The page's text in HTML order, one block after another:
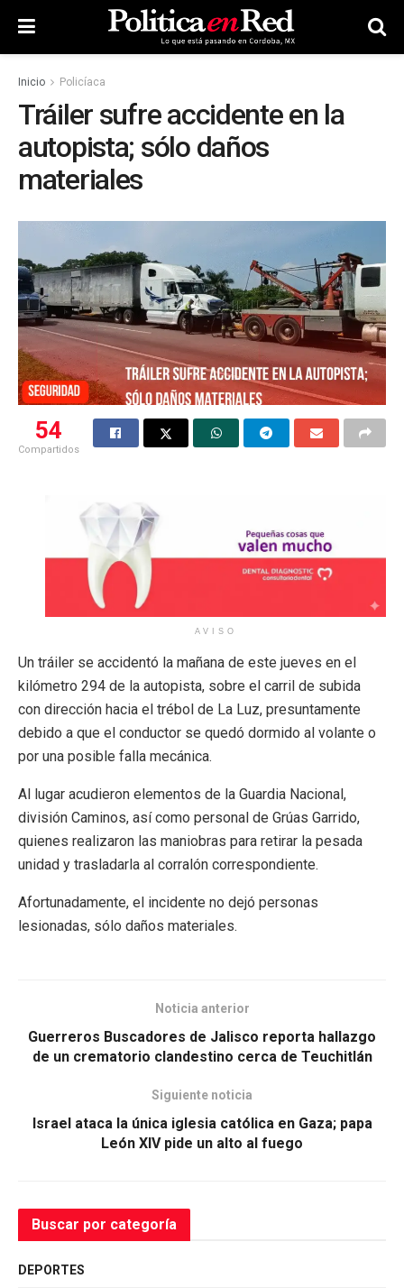
Inicio Policíaca
Tráiler sufre accidente en la
autopista; sólo daños
materiales
54
Compartidos
AVISO
Un tráiler se accidentó la mañana de este jueves en el
kilómetro 294 de la autopista, sobre el carril de subida
con dirección hacia el trébol de La Luz, presuntamente
debido a que el conductor se quedó dormido al volante o
por una posible falla mecánica.
Al lugar acudieron elementos de la Guardia Nacional,
división Caminos, así como personal de Grúas Garrido,
quienes realizaron las maniobras para retirar la pesada
unidad y trasladarla al corralón correspondiente.
Afortunadamente, el incidente no dejó personas
lesionadas, sólo daños materiales.
Noticia anterior
Guerreros Buscadores de Jalisco reporta hallazgo
de un crematorio clandestino cerca de Teuchitlán
Siguiente noticia
Israel ataca la única iglesia católica en Gaza; papa
León XIV pide un alto al fuego
Buscar por categoría
DEPORTES